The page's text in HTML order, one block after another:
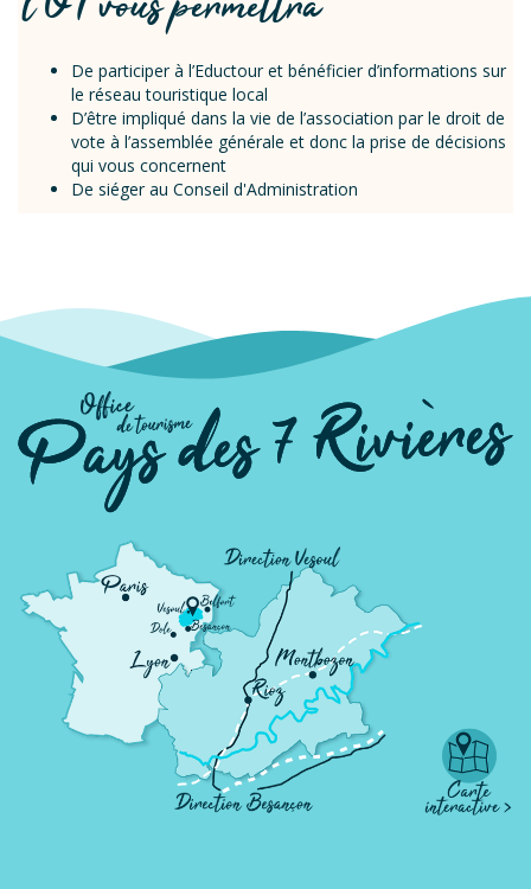
De participer à l’Eductour et bénéficier d’informations sur
le réseau touristique local
D’être impliqué dans la vie de l’association par le droit de
vote à l’assemblée générale et donc la prise de décisions
qui vous concernent
De siéger au Conseil d'Administration